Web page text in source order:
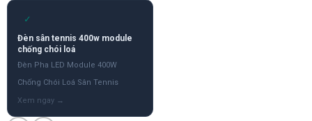
✓
Đèn sân tennis 400w module
chống chói loá
Đèn Pha LED Module 400W
Chống Chói Loá Sân Tennis